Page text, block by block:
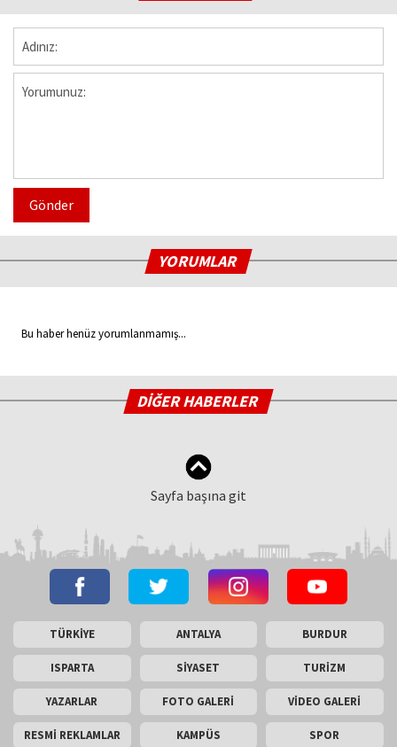
Gönder
YORUMLAR
Bu haber henüz yorumlanmamış...
DİĞER HABERLER
Sayfa başına git
TÜRKİYE ANTALYA BURDUR
ISPARTA SİYASET TURİZM
YAZARLAR FOTO GALERİ VİDEO GALERİ
RESMİ REKLAMLAR KAMPÜS SPOR